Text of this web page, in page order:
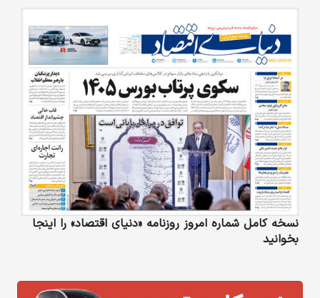
نسخه کامل شماره امروز روزنامه «دنیای‌ اقتصاد» را اینجا
بخوانید